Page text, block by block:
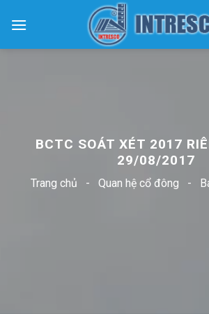
BCTC SOÁT XÉT 2017
29/08/2017
Trang chủ - Quan hệ cổ đông -